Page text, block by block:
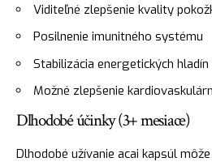
Viditeľné zlepšenie kvality
Posilnenie imunitného systému
Stabilizácia energetických hladín
Možné zlepšenie
Dlhodobé účinky (3+ mesiace)
Dlhodobé užívanie acai kapsúl